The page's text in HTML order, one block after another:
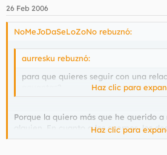
26 Feb 2006
NoMeJoDaSeLoZoNo rebuznó:
aurresku rebuznó:
para que quieres seguir con una
Haz clic para
Porque la quiero más que he querido a
alguien. En cuanto a los cuernos, los
desencantados, y no me parece
Haz clic para